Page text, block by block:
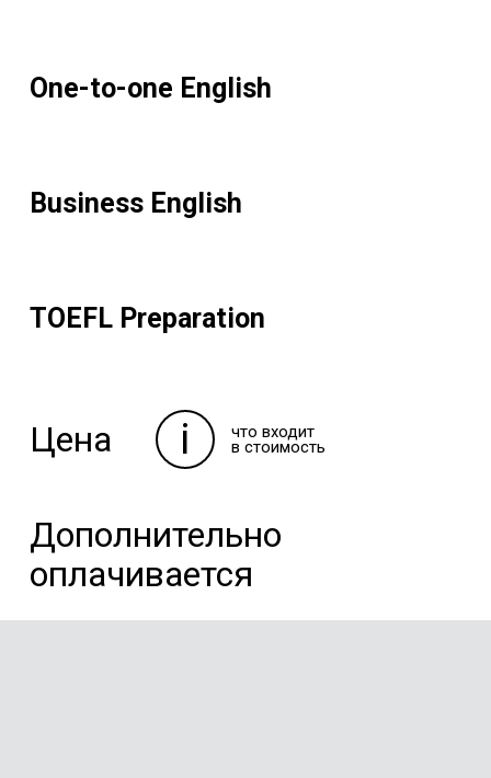
One-to-one English
Business English
TOEFL Preparation
Цена i что входит
в стоимость
Дополнительно
оплачивается